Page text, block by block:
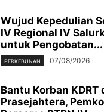
Wujud Kepedulian
IV Regional IV
untuk Pengobatan...
PERKEBUNAN 07/08/2026
Bantu Korban KDRT
Prasejahtera,